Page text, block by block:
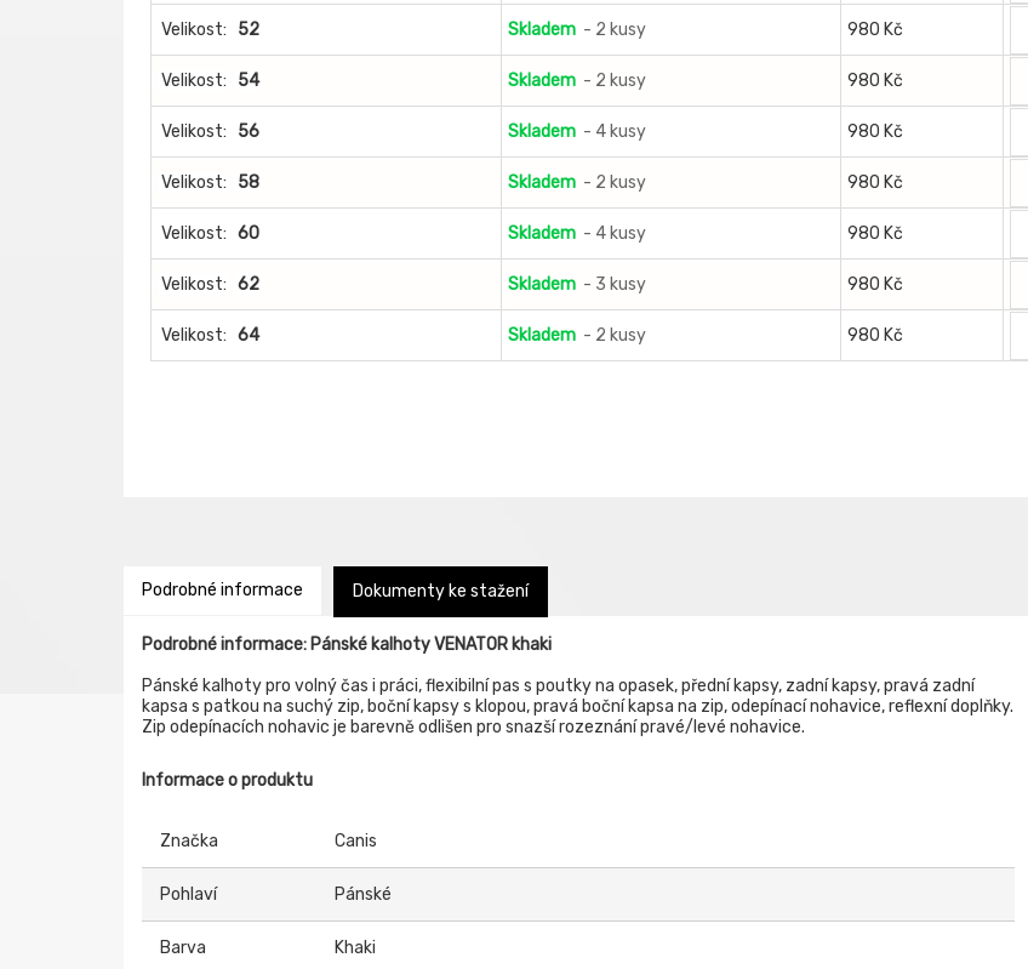
Velikost: 52 Skladem - 2 kusy 980 Kč
Velikost: 54 Skladem - 2 kusy 980 Kč
Velikost: 56 Skladem - 4 kusy 980 Kč
Velikost: 58 Skladem - 2 kusy 980 Kč
Velikost: 60 Skladem - 4 kusy 980 Kč
Velikost: 62 Skladem - 3 kusy 980 Kč
Velikost: 64 Skladem - 2 kusy 980 Kč
Podrobné informace Dokumenty ke stažení
Podrobné informace: Pánské kalhoty VENATOR khaki
Pánské kalhoty pro volný čas i práci, flexibilní pas s poutky na opasek, přední kapsy, zadní kapsy, pravá zadní
kapsa s patkou na suchý zip, boční kapsy s klopou, pravá boční kapsa na zip, odepínací nohavice, reflexní doplňky.
Zip odepínacích nohavic je barevně odlišen pro snazší rozeznání pravé/levé nohavice.
Informace o produktu
Značka Canis
Pohlaví Pánské
Barva Khaki